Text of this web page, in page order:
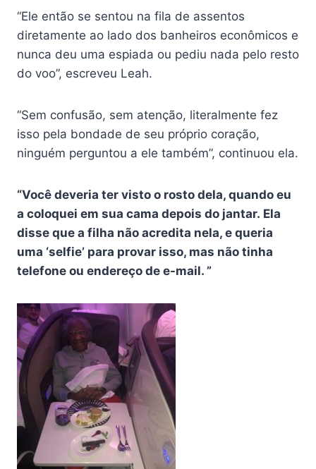
“Ele então se sentou na fila de assentos
diretamente ao lado dos banheiros econômicos e
nunca deu uma espiada ou pediu nada pelo resto
do voo”, escreveu Leah.
“Sem confusão, sem atenção, literalmente fez
isso pela bondade de seu próprio coração,
ninguém perguntou a ele também”, continuou ela.
“Você deveria ter visto o rosto dela, quando eu
a coloquei em sua cama depois do jantar. Ela
disse que a filha não acredita nela, e queria
uma ‘selfie’ para provar isso, mas não tinha
telefone ou endereço de e-mail. ”